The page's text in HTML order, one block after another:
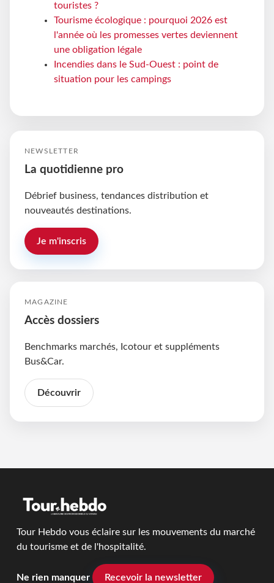
touristes ?
Tourisme écologique : pourquoi 2026 est
l'année où les promesses vertes deviennent
une obligation légale
Incendies dans le Sud-Ouest : point de
situation pour les campings
NEWSLETTER
La quotidienne pro
Débrief business, tendances distribution et
nouveautés destinations.
Je m'inscris
MAGAZINE
Accès dossiers
Benchmarks marchés, Icotour et suppléments
Bus&Car.
Découvrir
Tour Hebdo vous éclaire sur les mouvements du marché
du tourisme et de l'hospitalité.
Ne rien manquer Recevoir la newsletter